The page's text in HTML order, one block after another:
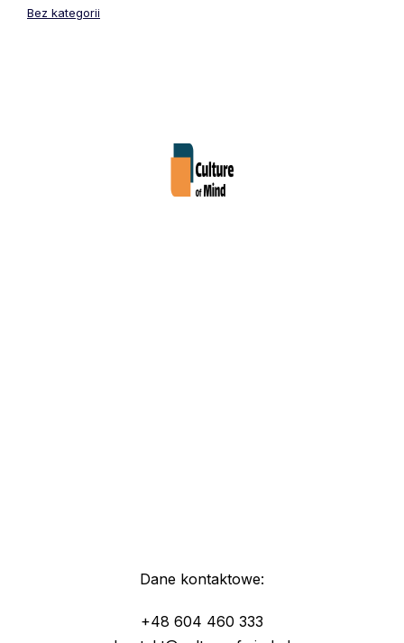
Bez kategorii
Dane kontaktowe:
+48 604 460 333